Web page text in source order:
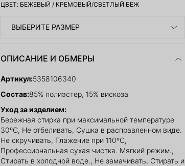
ЦВЕТ: БЕЖЕВЫЙ / КРЕМОВЫЙ/СВЕТЛЫЙ БЕЖ
ВЫБЕРИТЕ РАЗМЕР
ОПИСАНИЕ И ОБМЕРЫ
Артикул:5358106340
Состав:85% полиэстер, 15% вискоза
Уход за изделием:
Бережная стирка при максимальной температуре
30ºС, Не отбеливать, Сушка в расправленном виде.
Не скручивать, Глажение при 110ºС,
Профессиональная сухая чистка. Мягкий режим.,
Стирать в холодной воде., Не замачивать, Стирать и